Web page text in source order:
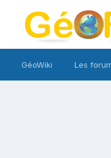
GéoWiki Les